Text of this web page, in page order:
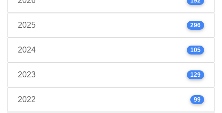
2025 296
2024 105
2023 129
2022 99